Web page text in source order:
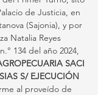
de Justicia, en
(Sajonia), y por
Natalia Reyes
134 del año 2024,
SACI
S/ EJECUCIÓN
al proveído de